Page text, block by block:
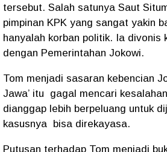
tersebut. Salah satunya Saut
pimpinan KPK yang sangat yakin
hanyalah korban politik. Ia divonis
dengan Pemerintahan Jokowi.
Tom menjadi sasaran kebencian
Jawa’ itu
gagal mencari
dianggap lebih berpeluang untuk
kasusnya bisa direkayasa.
Putusan terhadap Tom menjadi